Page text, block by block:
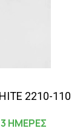
2210-110
ΗΜΕΡΕΣ